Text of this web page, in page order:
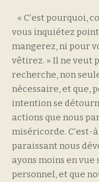
« C’est pourquoi,
vous inquiétez
mangerez, ni pour
vêtirez. » Il ne veut
recherche, non
nécessaire, et que,
intention se
actions que nous
miséricorde. C’est-
paraissant nous
ayons moins en
personnel, et que